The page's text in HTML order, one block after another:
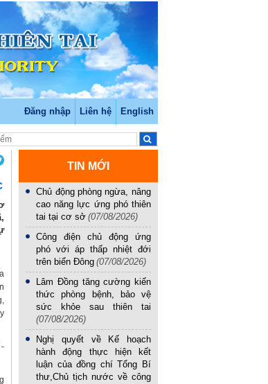
Đăng nhập Liên hệ English
TIN MỚI
Chủ động phòng ngừa, nâng
cao năng lực ứng phó thiên
tai tại cơ sở (07/08/2026)
Công điện chủ động ứng
phó với áp thấp nhiệt đới
trên biển Đông (07/08/2026)
Lâm Đồng tăng cường kiến
thức phòng bệnh, bảo vệ
sức khỏe sau thiên tai
(07/08/2026)
Nghị quyết về Kế hoạch
hành động thực hiện kết
luận của đồng chí Tổng Bí
thư,Chủ tịch nước về công